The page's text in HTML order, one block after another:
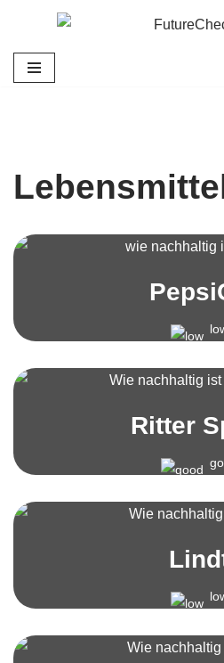
Zum
Inhalt
Ritter